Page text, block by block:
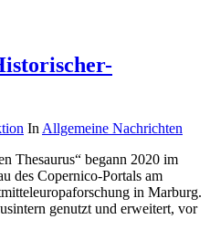
In Allgemeine Nachrichten
Thesaurus“ begann 2020 im
des Copernico-Portals am
in Marburg.
genutzt und erweitert, vor